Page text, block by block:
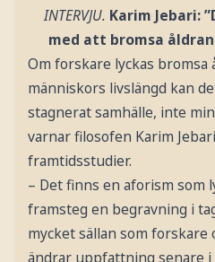
INTERVJU. Karim Jebari:
med att bromsa
Om forskare lyckas bromsa
människors livslängd kan
stagnerat samhälle, inte
varnar filosofen Karim
framtidsstudier.
– Det finns en aforism som
framsteg en begravning i
mycket sällan som forskare
ändrar uppfattning senare